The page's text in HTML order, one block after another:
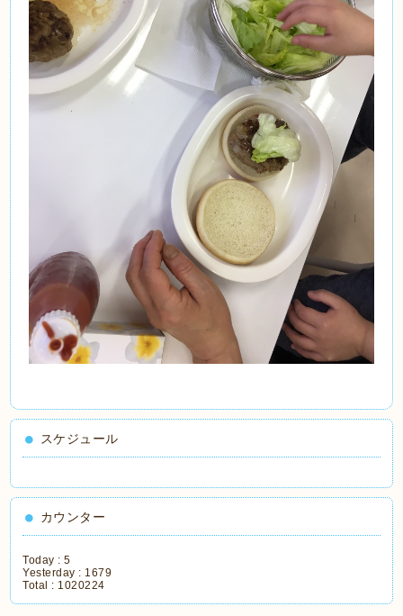
スケジュール
カウンター
Today :5
Yesterday : 1679
Total : 1020224